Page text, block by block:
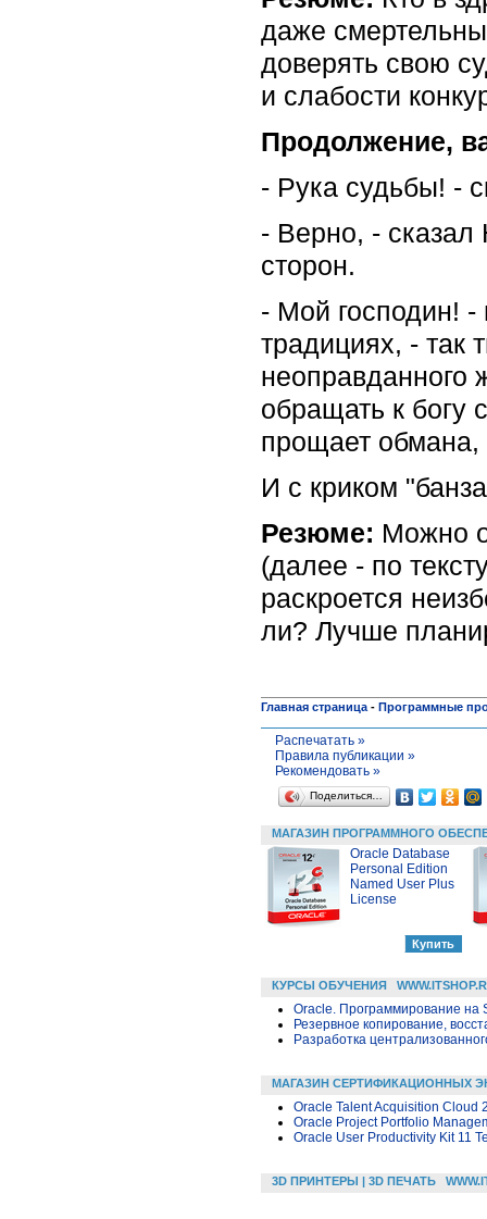
даже
доверять свою
и слабости
Продолжение,
- Рука судьбы! -
- Верно, - сказал
сторон.
- Мой господин! -
традициях, - так
неоправданного
обращать к богу
прощает
И с криком
Резюме: Можно
(далее - по
раскроется
ли? Лучше
Главная страница - Программные
Распечатать »
Правила публикации »
Рекомендовать »
Поделиться…
МАГАЗИН ПРОГРАММНОГО
Oracle Database
Personal Edition
Named User Plus
License
КУРСЫ ОБУЧЕНИЯ
Oracle. Программирование на
Резервное копирование,
Разработка
МАГАЗИН СЕРТИФИКАЦИОННЫХ
Oracle Talent Acquisition Cloud
Oracle Project Portfolio
Oracle User Productivity Kit 11
3D ПРИНТЕРЫ | 3D ПЕЧАТЬ